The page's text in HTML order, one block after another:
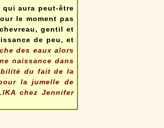
aura peut-être
le moment pas
gentil et
de peu, et
des eaux alors
naissance dans
du fait de la
la jumelle de
chez Jennifer